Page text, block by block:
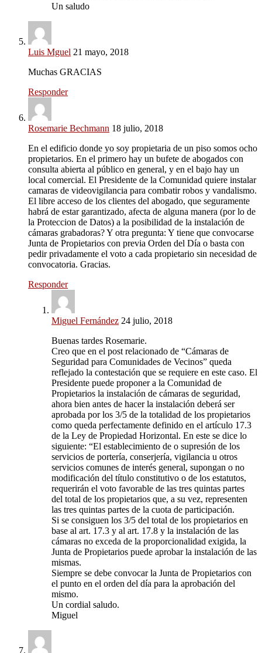
Un saludo
Luis Mguel 21 mayo, 2018
Muchas GRACIAS
Responder
Rosemarie Bechmann 18 julio, 2018
En el edificio donde yo soy propietaria de un piso somos ocho
propietarios. En el primero hay un bufete de abogados con
consulta abierta al público en general, y en el bajo hay un
local comercial. El Presidente de la Comunidad quiere instalar
camaras de videovigilancia para combatir robos y vandalismo.
El libre acceso de los clientes del abogado, que seguramente
habrá de estar garantizado, afecta de alguna manera (por lo de
la Proteccion de Datos) a la posibilidad de la instalación de
cámaras grabadoras? Y otra pregunta: Y tiene que convocarse
Junta de Propietarios con previa Orden del Día o basta con
pedir privadamente el voto a cada propietario sin necesidad de
convocatoria. Gracias.
Responder
Miguel Fernández 24 julio, 2018
Buenas tardes Rosemarie.
Creo que en el post relacionado de “Cámaras de
Seguridad para Comunidades de Vecinos” queda
reflejado la contestación que se requiere en este caso. El
Presidente puede proponer a la Comunidad de
Propietarios la instalación de cámaras de seguridad,
ahora bien antes de hacer la instalación deberá ser
aprobada por los 3/5 de la totalidad de los propietarios
como queda perfectamente definido en el artículo 17.3
de la Ley de Propiedad Horizontal. En este se dice lo
siguiente: “El establecimiento de o supresión de los
servicios de portería, conserjería, vigilancia u otros
servicios comunes de interés general, supongan o no
modificación del título constitutivo o de los estatutos,
requerirán el voto favorable de las tres quintas partes
del total de los propietarios que, a su vez, representen
las tres quintas partes de la cuota de participación.
Si se consiguen los 3/5 del total de los propietarios en
base al art. 17.3 y al art. 17.8 y la instalación de las
cámaras no exceda de la proporcionalidad exigida, la
Junta de Propietarios puede aprobar la instalación de las
mismas.
Siempre se debe convocar la Junta de Propietarios con
el punto en el orden del día para la aprobación del
mismo.
Un cordial saludo.
Miguel